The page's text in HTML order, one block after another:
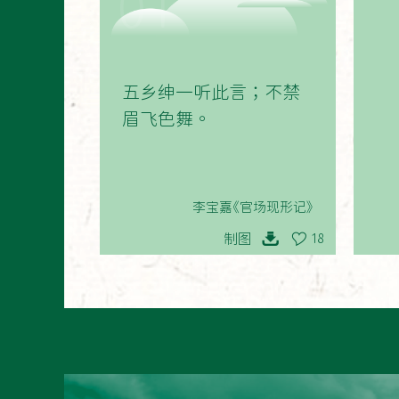
五乡绅一听此言；不禁
眉飞色舞。
李宝嘉《官场现形记》
制图 18